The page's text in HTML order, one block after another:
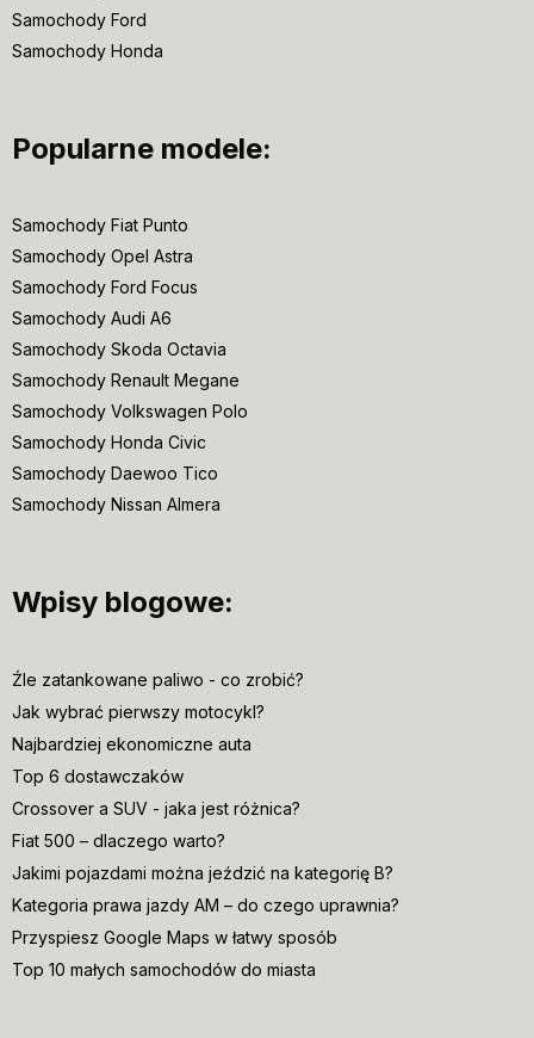
Samochody Ford
Samochody Honda
Popularne modele:
Samochody Fiat Punto
Samochody Opel Astra
Samochody Ford Focus
Samochody Audi A6
Samochody Skoda Octavia
Samochody Renault Megane
Samochody Volkswagen Polo
Samochody Honda Civic
Samochody Daewoo Tico
Samochody Nissan Almera
Wpisy blogowe:
Źle zatankowane paliwo - co zrobić?
Jak wybrać pierwszy motocykl?
Najbardziej ekonomiczne auta
Top 6 dostawczaków
Crossover a SUV - jaka jest różnica?
Fiat 500 – dlaczego warto?
Jakimi pojazdami można jeździć na kategorię B?
Kategoria prawa jazdy AM – do czego uprawnia?
Przyspiesz Google Maps w łatwy sposób
Top 10 małych samochodów do miasta